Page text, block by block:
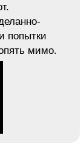
попытки
мимо.